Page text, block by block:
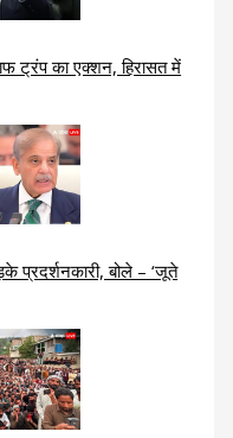
ट्रंप का एक्शन, हिरासत में
प्रदर्शनकारी, बोले – ‘जूते